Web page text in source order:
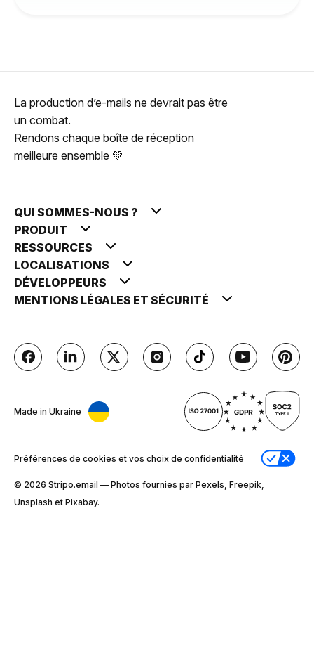
La production d’e-mails ne devrait pas être
un combat.
Rendons chaque boîte de réception
meilleure ensemble 💚
QUI SOMMES-NOUS ?
PRODUIT
RESSOURCES
LOCALISATIONS
DÉVELOPPEURS
MENTIONS LÉGALES ET SÉCURITÉ
Made in Ukraine
Préférences de cookies et vos choix de confidentialité
© 2026 Stripо.email — Photos fournies par Pexels, Freepik,
Unsplash et Pixabay.